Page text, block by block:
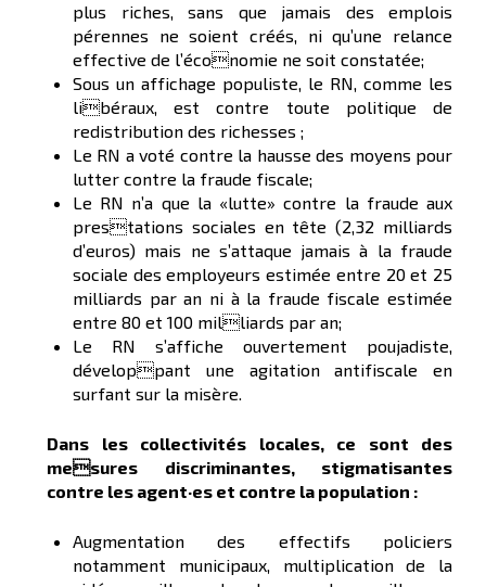
plus riches, sans que jamais des emplois
pérennes ne soient créés, ni qu’une relance
effective de l’économie ne soit constatée;
Sous un affichage populiste, le RN, comme les
libéraux, est contre toute politique de
redistribution des richesses ;
Le RN a voté contre la hausse des moyens pour
lutter contre la fraude fiscale;
Le RN n’a que la «lutte» contre la fraude aux
prestations sociales en tête (2,32 milliards
d’euros) mais ne s’attaque jamais à la fraude
sociale des employeurs estimée entre 20 et 25
milliards par an ni à la fraude fiscale estimée
entre 80 et 100 milliards par an;
Le RN s’affiche ouvertement poujadiste,
développant une agitation antifiscale en
surfant sur la misère.
Dans les collectivités locales, ce sont des
mesures discriminantes, stigmatisantes
contre les agent·es et contre la population :
Augmentation des effectifs policiers
notamment municipaux, multiplication de la